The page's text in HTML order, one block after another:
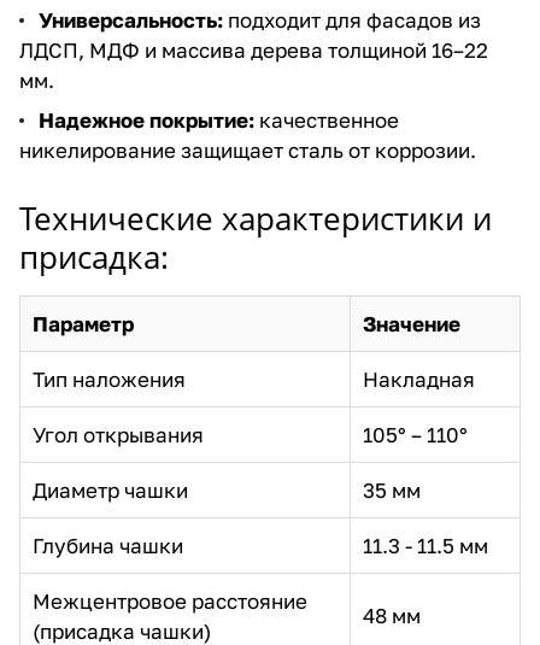
Универсальность: подходит для фасадов из
ЛДСП, МДФ и массива дерева толщиной 16–22
мм.
Надежное покрытие: качественное
никелирование защищает сталь от коррозии.
Технические характеристики и
присадка:
Параметр Значение
Тип наложения Накладная
Угол открывания 105° – 110°
Диаметр чашки 35 мм
Глубина чашки 11.3 - 11.5 мм
Межцентровое расстояние
(присадка чашки)
48 мм